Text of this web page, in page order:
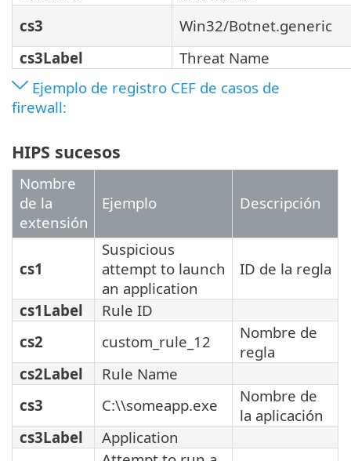
cs3
Win32/Botnet.generic
cs3Label
Threat Name
Ejemplo de registro CEF de casos de
firewall:
HIPS sucesos
Nombre
de la
extensión
Ejemplo Descripción
cs1
Suspicious
attempt to launch
an application
ID de la regla
cs1Label
Rule ID
cs2
custom_rule_12
Nombre de
regla
cs2Label
Rule Name
cs3
C:\\someapp.exe
Nombre de
la aplicación
cs3Label
Application